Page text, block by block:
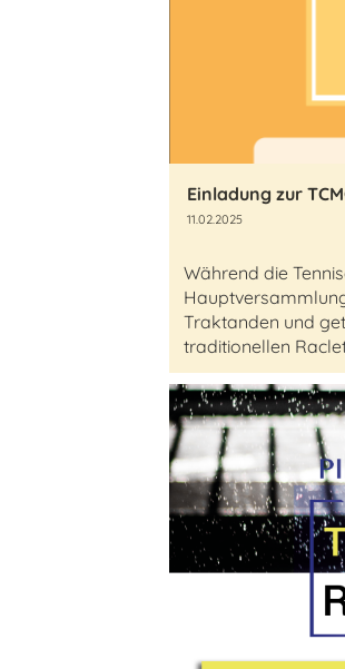
Einladung zur
11.02.2025
Während die
Traktanden und
traditionellen